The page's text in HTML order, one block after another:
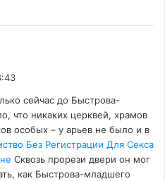
сейчас до Быстрова-
что никаких церквей, храмов
особых – у арьев не было и в
Без Регистрации Для Секса
Сквозь прорези двери он мог
как Быстрова-младшего